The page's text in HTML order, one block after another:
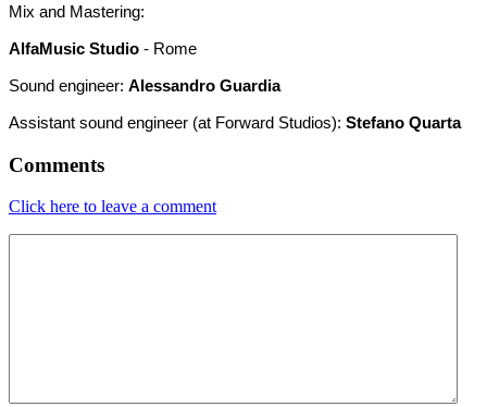
Mix and Mastering:
AlfaMusic Studio - Rome
Sound engineer: Alessandro Guardia
Assistant sound engineer (at Forward Studios): Stefano Quarta
Comments
Click here to leave a comment